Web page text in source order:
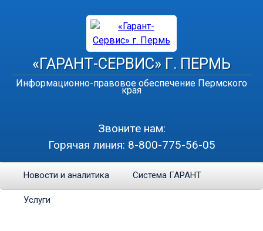
«ГАРАНТ-СЕРВИС» Г. ПЕРМЬ
Информационно-правовое обеспечение Пермского
края
Звоните нам:
Горячая линия: 8-800-775-56-05
Новости и аналитика Система ГАРАНТ
Услуги